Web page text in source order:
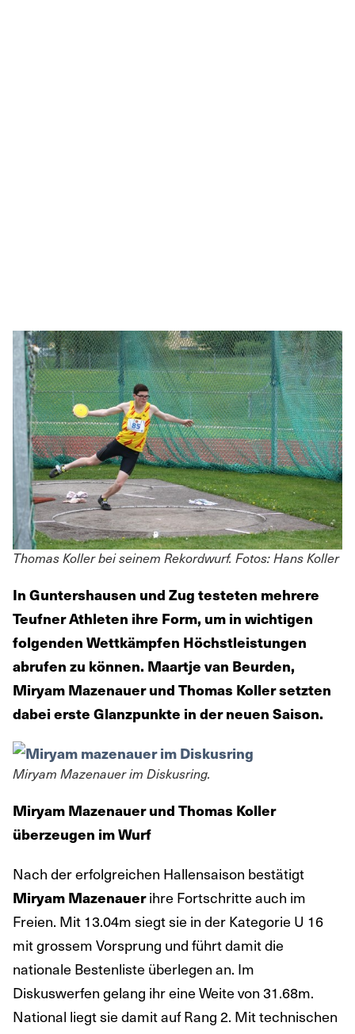
Thomas Koller bei seinem Rekordwurf. Fotos: Hans Koller
In Guntershausen und Zug testeten mehrere
Teufner Athleten ihre Form, um in wichtigen
folgenden Wettkämpfen Höchstleistungen
abrufen zu können. Maartje van Beurden,
Miryam Mazenauer und Thomas Koller setzten
dabei erste Glanzpunkte in der neuen Saison.
Miryam Mazenauer im Diskusring.
Miryam Mazenauer und Thomas Koller
überzeugen im Wurf
Nach der erfolgreichen Hallensaison bestätigt
Miryam Mazenauerihre Fortschritte auch im
Freien. Mit 13.04m siegt sie in der Kategorie U 16
mit grossem Vorsprung und führt damit die
nationale Bestenliste überlegen an. Im
Diskuswerfen gelang ihr eine Weite von 31.68m.
National liegt sie damit auf Rang 2. Mit technischen